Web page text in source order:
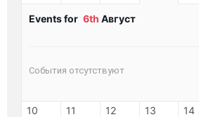
Events for 6th Август
События отсутствуют
10 11 12 13 14